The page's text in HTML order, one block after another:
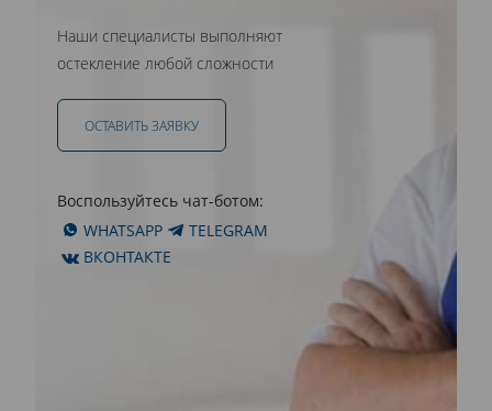
Наши специалисты выполняют
остекление любой сложности
ОСТАВИТЬ ЗАЯВКУ
Воспользуйтесь чат-ботом:
WHATSAPP
TELEGRAM
ВКОНТАКТЕ